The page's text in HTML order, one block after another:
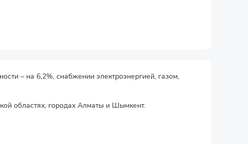
– на 6,2%, снабжении электроэнергией, газом,
областях, городах Алматы и Шымкент.